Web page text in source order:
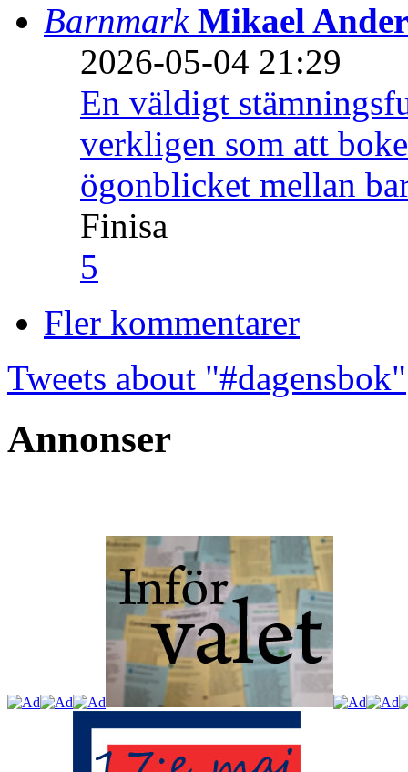
Barnmark Mikael
2026-05-04 21:29
En väldigt
verkligen som att
ögonblicket mellan
Finisa
5
Fler kommentarer
Tweets about "#dagensbok"
Annonser